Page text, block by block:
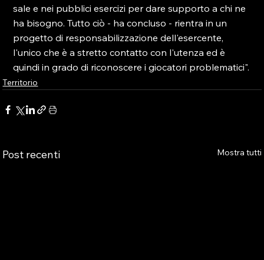
sale e nei pubblici esercizi per dare supporto a chi ne
ha bisogno. Tutto ciò - ha concluso - rientra in un
progetto di responsabilizzazione dell'esercente,
l'unico che è a stretto contatto con l'utenza ed è
quindi in grado di riconoscere i giocatori problematici".
Territorio
Post recenti Mostra tutti